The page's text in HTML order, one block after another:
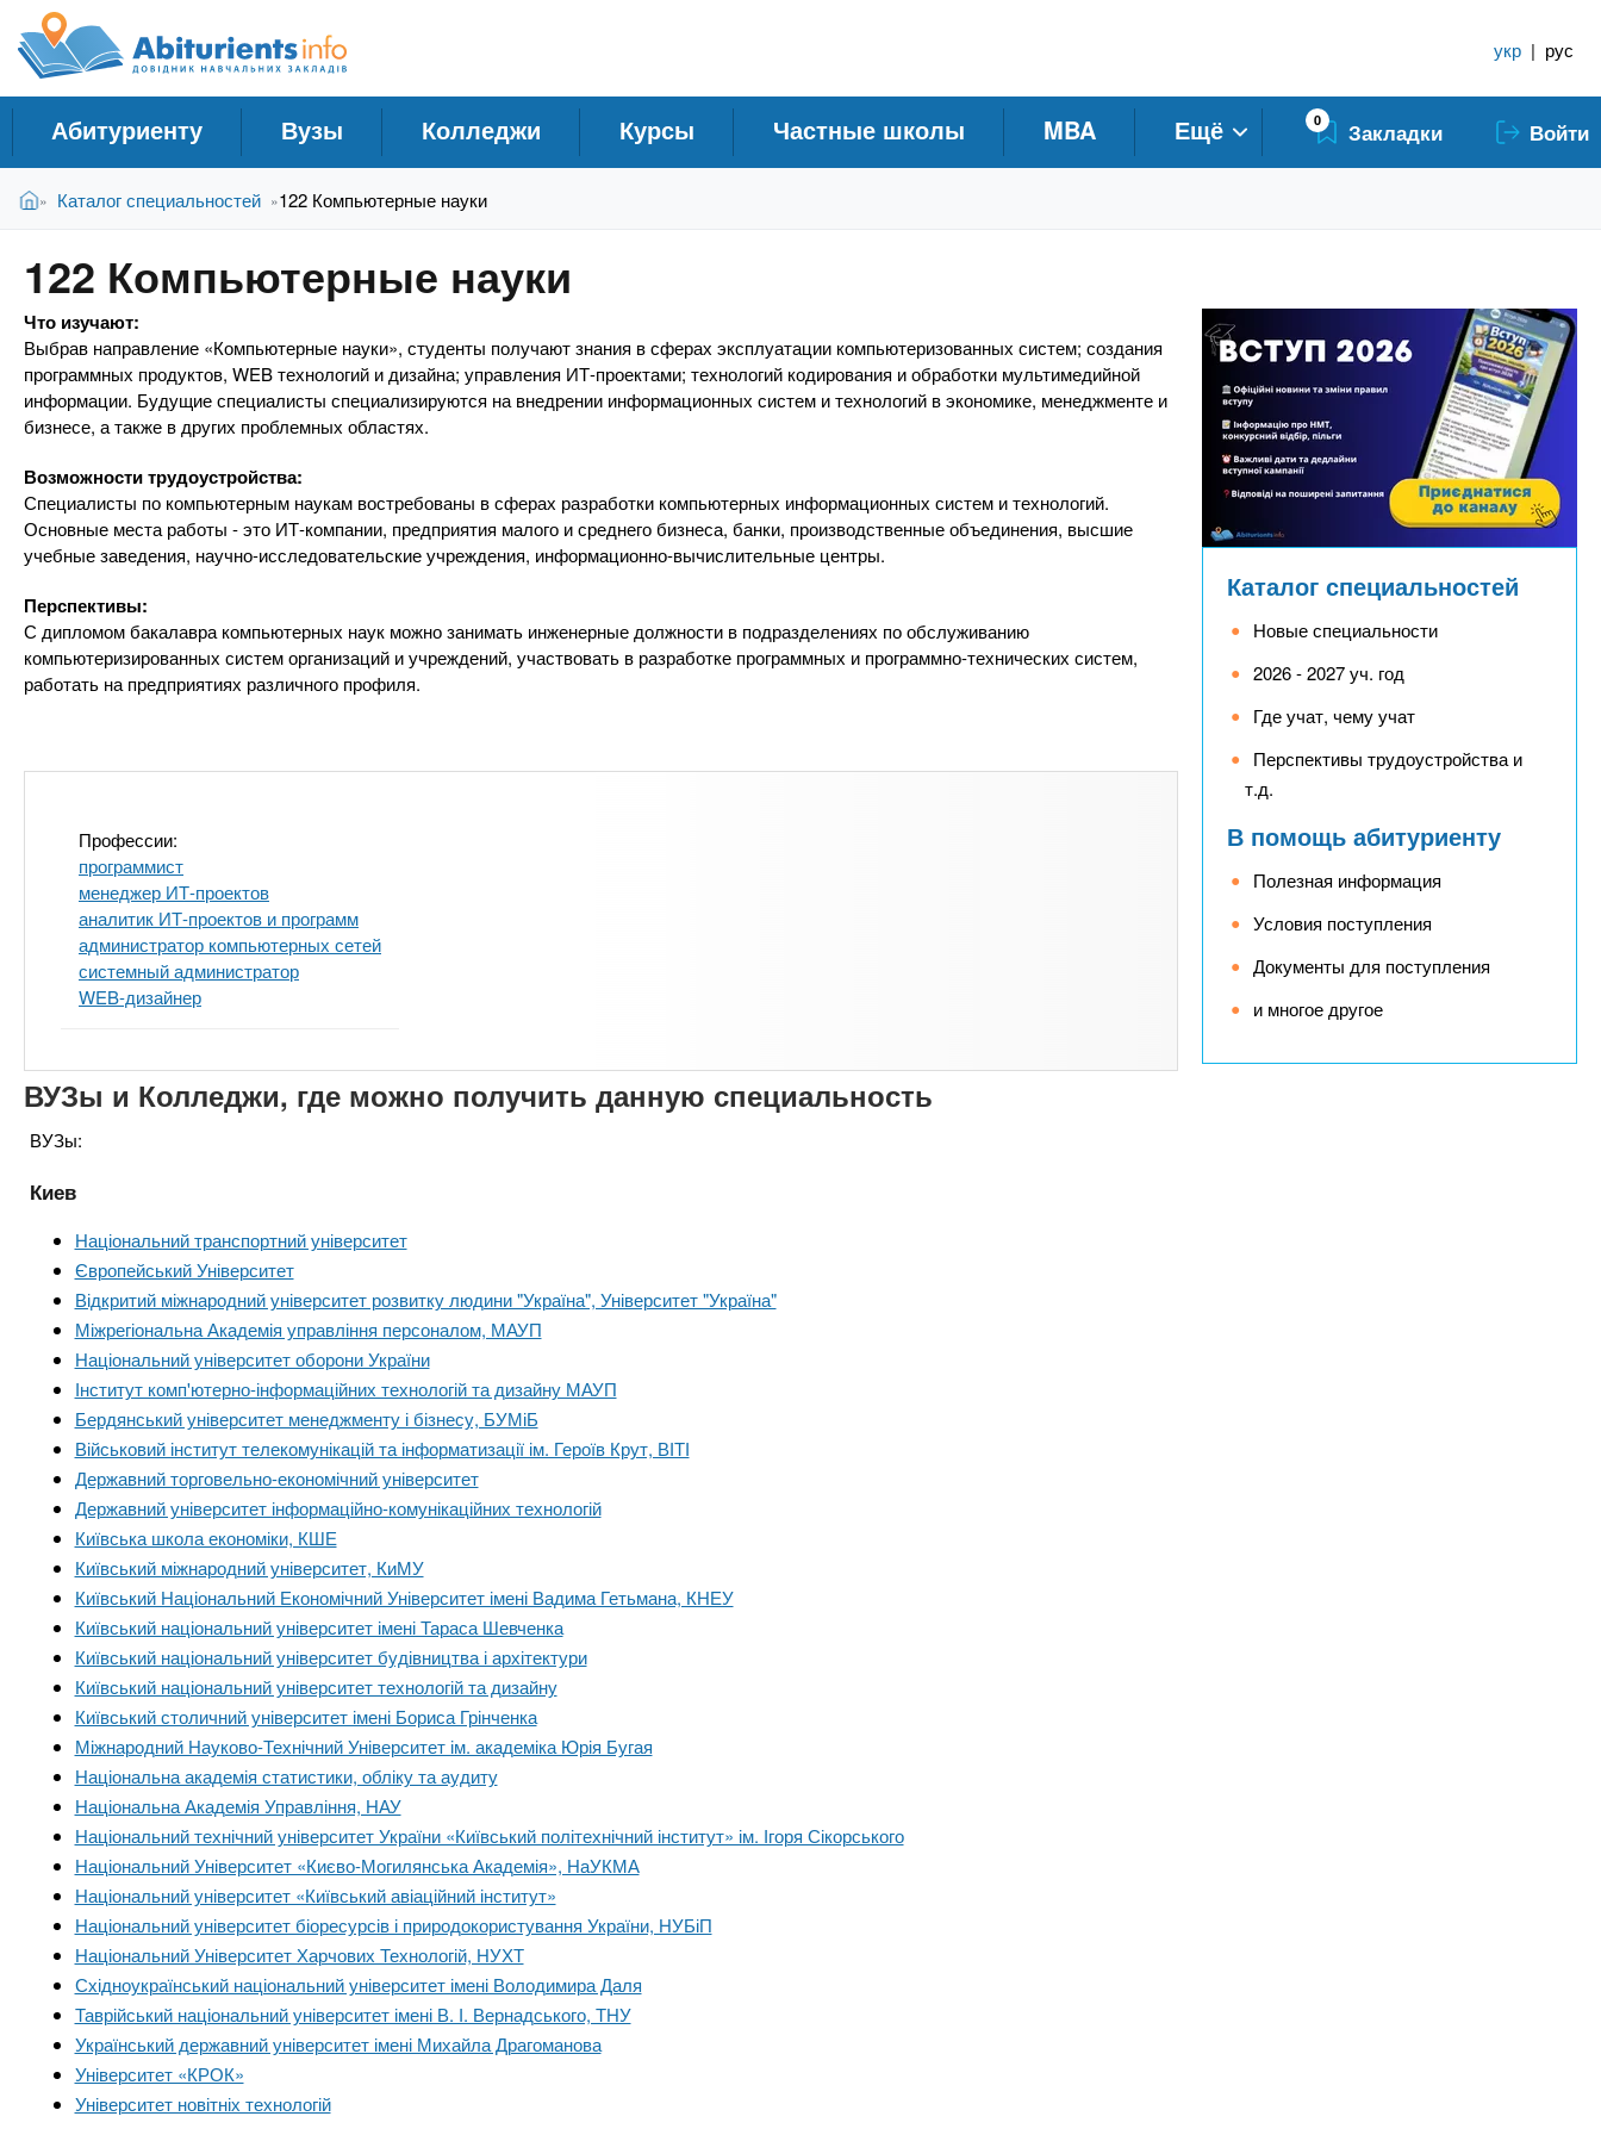
е
и
A
b
i
t
u
r
i
e
n
t
s
.
С
п
р
о
ч
и
к
У
ч
е
н
ы
х
а
в
е
н
укр | рус
Абитуриенту Вузы Колледжи Курсы Частные школы MBA Ещё 0 Закладки Войти
В
д
с
ь
Главная
» Каталог специальностей »122 Компьютерные науки
122 Компьютерные науки
Что изучают:
Выбрав направление «Компьютерные науки», студенты получают знания в сферах эксплуатации компьютеризованных систем; создания
программных продуктов, WEB технологий и дизайна; управления ИТ-проектами; технологий кодирования и обработки мультимедийной
информации. Будущие специалисты специализируются на внедрении информационных систем и технологий в экономике, менеджменте и
бизнесе, а также в других проблемных областях.
Возможности трудоустройства:
Специалисты по компьютерным наукам востребованы в сферах разработки компьютерных информационных систем и технологий.
Основные места работы - это ИТ-компании, предприятия малого и среднего бизнеса, банки, производственные объединения, высшие
учебные заведения, научно-исследовательские учреждения, информационно-вычислительные центры.
Перспективы:
С дипломом бакалавра компьютерных наук можно занимать инженерные должности в подразделениях по обслуживанию
компьютеризированных систем организаций и учреждений, участвовать в разработке программных и программно-технических систем,
работать на предприятиях различного профиля.
Профессии:
программист
менеджер ИТ-проектов
аналитик ИТ-проектов и программ
администратор компьютерных сетей
системный администратор
WEB-дизайнер
ВУЗы и Колледжи, где можно получить данную специальность
ВУЗы:
Киев
Національний транспортний університет
Європейський Університет
Відкритий міжнародний університет розвитку людини "Україна", Університет "Україна"
Міжрегіональна Академія управління персоналом, МАУП
Національний університет оборони України
Інститут комп'ютерно-інформаційних технологій та дизайну МАУП
Бердянський університет менеджменту і бізнесу, БУМіБ
Військовий інститут телекомунікацій та інформатизації ім. Героїв Крут, ВІТІ
Державний торговельно-економічний університет
Державний університет інформаційно-комунікаційних технологій
Київська школа економіки, КШЕ
Київський міжнародний університет, КиМУ
Київський Національний Економічний Університет імені Вадима Гетьмана, КНЕУ
Київський національний університет імені Тараса Шевченка
Київський національний університет будівництва і архітектури
Київський національний університет технологій та дизайну
Київський столичний університет імені Бориса Грінченка
Міжнародний Науково-Технічний Університет ім. академіка Юрія Бугая
Національна академія статистики, обліку та аудиту
Національна Академія Управління, НАУ
Національний технічний університет України «Київський політехнічний інститут» ім. Ігоря Сікорського
Національний Університет «Києво-Могилянська Академія», НаУКМА
Національний університет «Київський авіаційний інститут»
Національний університет біоресурсів і природокористування України, НУБіП
Національний Університет Харчових Технологій, НУХТ
Східноукраїнський національний університет імені Володимира Даля
Таврійський національний університет імені В. І. Вернадського, ТНУ
Український державний університет імені Михайла Драгоманова
Університет «КРОК»
Університет новітніх технологій
Каталог специальностей
Новые специальности
2026 - 2027 уч. год
Где учат, чему учат
Перспективы трудоустройства и
т.д.
В помощь абитуриенту
Полезная информация
Условия поступления
Документы для поступления
и многое другое